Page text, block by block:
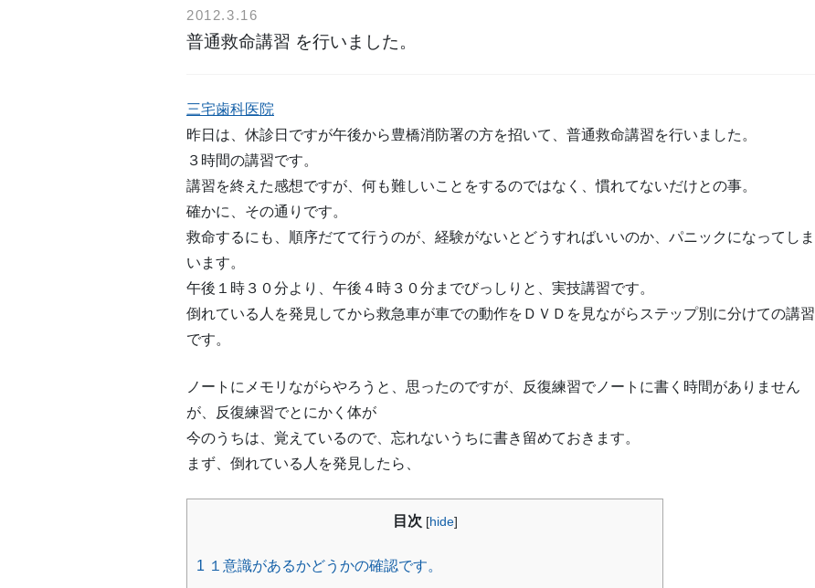
2012.3.16
普通救命講習 を行いました。
三宅歯科医院
昨日は、休診日ですが午後から豊橋消防署の方を招いて、普通救命講習を行いました。
３時間の講習です。
講習を終えた感想ですが、何も難しいことをするのではなく、慣れてないだけとの事。
確かに、その通りです。
救命するにも、順序だてて行うのが、経験がないとどうすればいいのか、パニックになってしま
います。
午後１時３０分より、午後４時３０分までびっしりと、実技講習です。
倒れている人を発見してから救急車が車での動作をＤＶＤを見ながらステップ別に分けての講習
です。
ノートにメモリながらやろうと、思ったのですが、反復練習でノートに書く時間がありません
が、反復練習でとにかく体が
今のうちは、覚えているので、忘れないうちに書き留めておきます。
まず、倒れている人を発見したら、
目次 [hide]
1 １意識があるかどうかの確認です。